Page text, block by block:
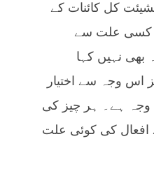
کل کائنات کے
کسی علت سے
بھی نہیں کہا
اس وجہ سے اختیار
ہے۔ ہر چیز کی
افعال کی کوئی علت